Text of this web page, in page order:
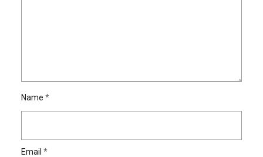
Name *
Email *